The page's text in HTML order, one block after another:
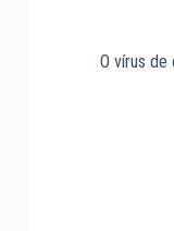
O vírus de